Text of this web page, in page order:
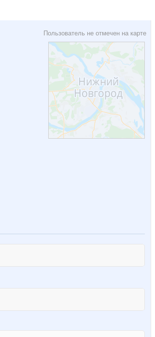
Пользователь не отмечен на карте